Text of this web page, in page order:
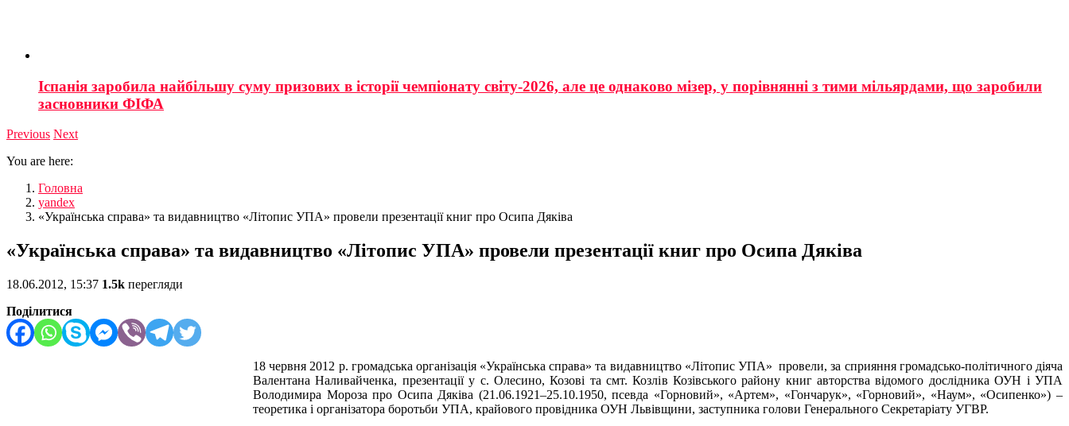
Іспанія заробила найбільшу суму призових в історії чемпіонату світу-2026, але це однаково мізер, у порівнянні з тими мільярдами, що заробили
засновники ФІФА
Previous Next
You are here:
Головна
yandex
«Українська справа» та видавництво «Літопис УПА» провели презентації книг про Осипа Дяківа
«Українська справа» та видавництво «Літопис УПА» провели презентації книг про Осипа Дяківа
18.06.2012, 15:37 1.5k перегляди
Поділитися
18 червня 2012 р. громадська організація «Українська справа» та видавництво «Літопис УПА» провели, за сприяння громадсько-політичного діяча
Валентана Наливайченка, презентації у с. Олесино, Козові та смт. Козлів Козівського району книг авторства відомого дослідника ОУН і УПА
Володимира Мороза про Осипа Дяківа (21.06.1921–25.10.1950, псевда «Горновий», «Артем», «Гончарук», «Горновий», «Наум», «Осипенко») –
теоретика і організатора боротьби УПА, крайового провідника ОУН Львівщини, заступника голови Генерального Секретаріату УГВР.